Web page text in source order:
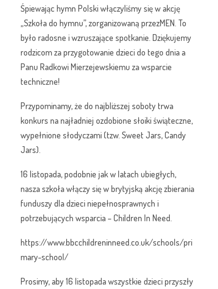
Śpiewając hymn Polski włączyliśmy się w akcję
„Szkoła do hymnu”, zorganizowaną przezMEN. To
było radosne i wzruszające spotkanie. Dziękujemy
rodzicom za przygotowanie dzieci do tego dnia a
Panu Radkowi Mierzejewskiemu za wsparcie
techniczne!
Przypominamy, że do najbliższej soboty trwa
konkurs na najładniej ozdobione słoiki świąteczne,
wypełnione słodyczami (tzw. Sweet Jars, Candy
Jars).
16 listopada, podobnie jak w latach ubiegłych,
nasza szkoła włączy się w brytyjską akcję zbierania
funduszy dla dzieci niepełnosprawnych i
potrzebujących wsparcia – Children In Need.
https://www.bbcchildreninneed.co.uk/schools/pri
mary-school/
Prosimy, aby 16 listopada wszystkie dzieci przyszły